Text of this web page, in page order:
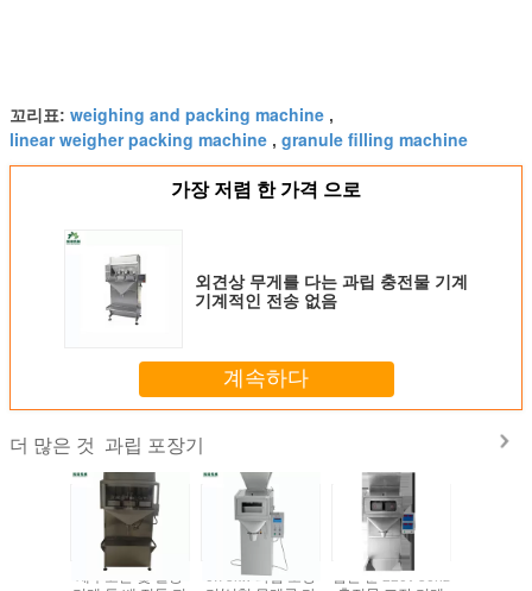
꼬리표: weighing and packing machine ,
linear weigher packing machine , granule filling machine
가장 저렴 한 가격 으로
외견상 무게를 다는 과립 충전물 기계
기계적인 전송 없음
계속하다
더 많은 것 과립 포장기
채우고는 및 밀봉
0.75kw 과립 포장
밥은 분 220v 50hz